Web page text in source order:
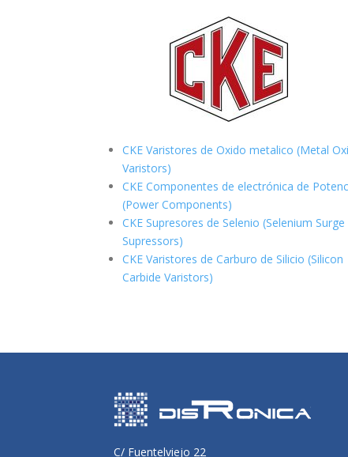
CKE Varistores de Oxido metalico (Metal
Varistors)
CKE Componentes de electrónica de
(Power Components)
CKE Supresores de Selenio (Selenium Surge
Supressors)
CKE Varistores de Carburo de Silicio (Silicon
Carbide Varistors)
C/ Fuentelviejo 22